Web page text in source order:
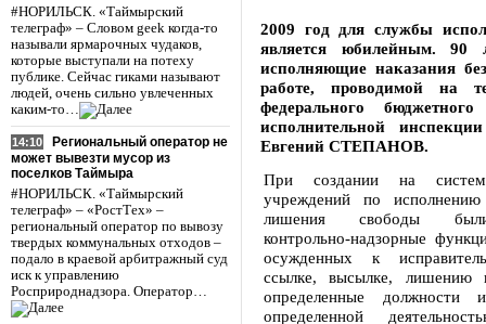
#НОРИЛЬСК. «Таймырский
телеграф» – Словом geek когда-то
называли ярмарочных чудаков,
которые выступали на потеху
публике. Сейчас гиками называют
людей, очень сильно увлеченных
каким-то…
14:10
Региональный оператор не
может вывезти мусор из
поселков Таймыра
#НОРИЛЬСК. «Таймырский
телеграф» – «РостТех» –
региональный оператор по вывозу
твердых коммунальных отходов –
подало в краевой арбитражный суд
иск к управлению
Росприроднадзора. Оператор…
2009 год для службы
является юбилейным. 90
исполняющие наказания
работе, проводимой на
федерального
исполнительной
Евгений СТЕПАНОВ.
При создании на
учреждений по исполнению
лишения свободы
контрольно-надзорные
осужденных к
ссылке, высылке, лишению
определенные должности
определенной